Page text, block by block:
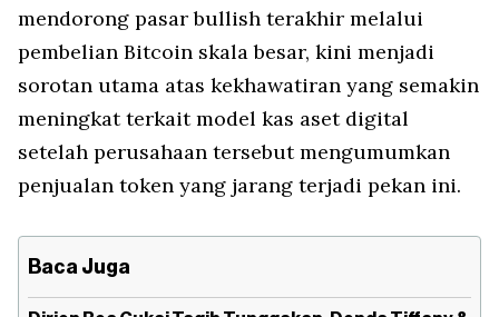
mendorong pasar bullish terakhir melalui
pembelian Bitcoin skala besar, kini menjadi
sorotan utama atas kekhawatiran yang semakin
meningkat terkait model kas aset digital
setelah perusahaan tersebut mengumumkan
penjualan token yang jarang terjadi pekan ini.
Baca Juga